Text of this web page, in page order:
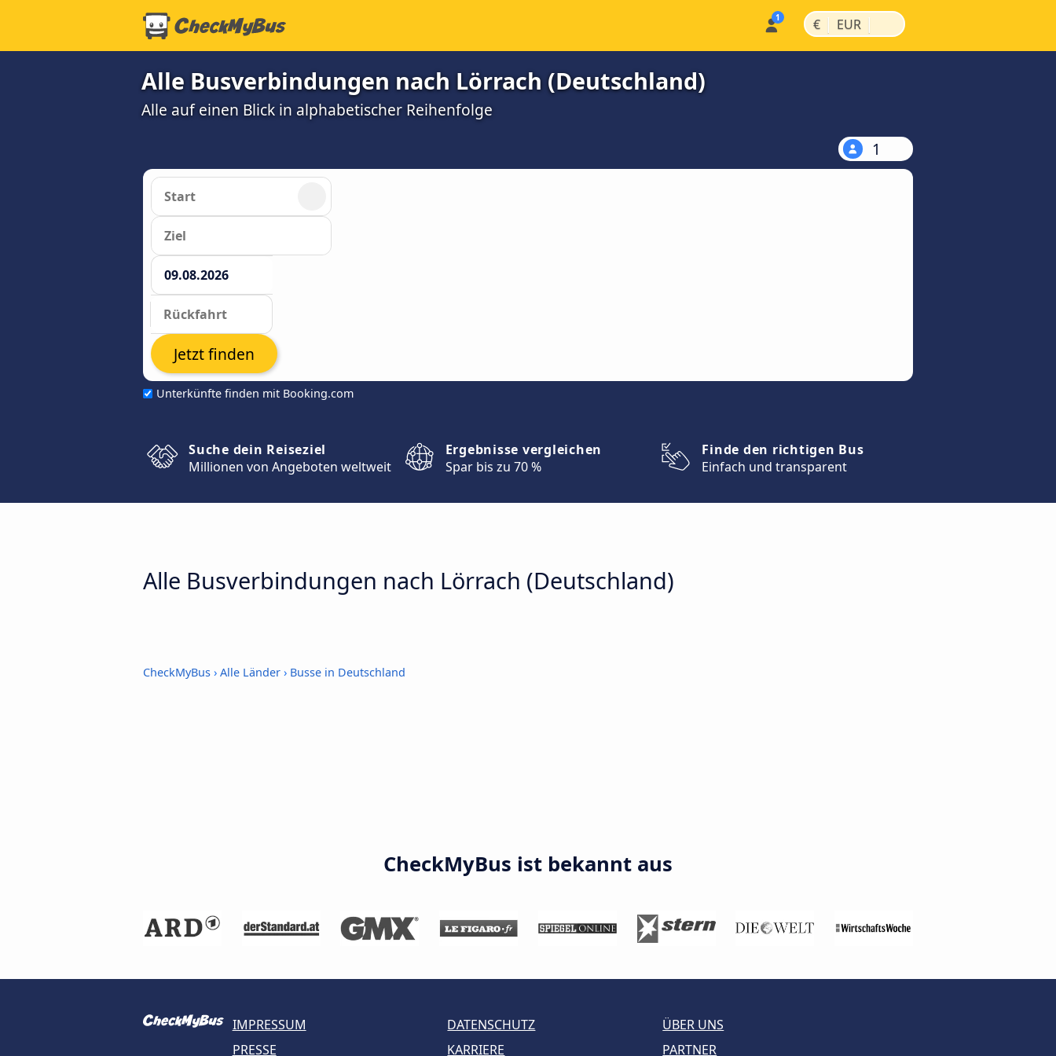
€ | EUR |
Alle Busverbindungen nach Lörrach (Deutschland)
Alle auf einen Blick in alphabetischer Reihenfolge
1
Unterkünfte finden mit Booking.com
Jetzt finden
Suche dein Reiseziel
Millionen von Angeboten weltweit
Ergebnisse vergleichen
Spar bis zu 70 %
Finde den richtigen Bus
Einfach und transparent
Alle Busverbindungen nach Lörrach (Deutschland)
CheckMyBus › Alle Länder › Busse in Deutschland
CheckMyBus ist bekannt aus
IMPRESSUM DATENSCHUTZ
ÜBER UNS
PRESSE
KARRIERE PARTNER